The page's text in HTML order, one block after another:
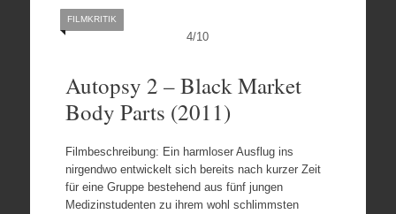
4/10
FILMKRITIK
Autopsy 2 – Black Market
Body Parts (2011)
Filmbeschreibung: Ein harmloser Ausflug ins
nirgendwo entwickelt sich bereits nach kurzer Zeit
für eine Gruppe bestehend aus fünf jungen
Medizinstudenten zu ihrem wohl schlimmsten